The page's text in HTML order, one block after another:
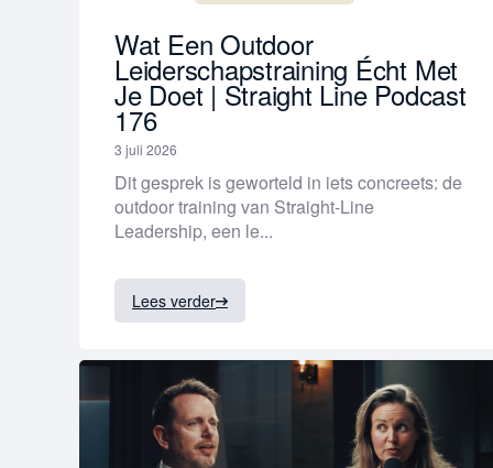
Wat Een Outdoor
Leiderschapstraining Écht Met
Je Doet | Straight Line Podcast
176
3 juli 2026
Dit gesprek is geworteld in iets concreets: de
outdoor training van Straight-Line
Leadership, een le...
Lees verder